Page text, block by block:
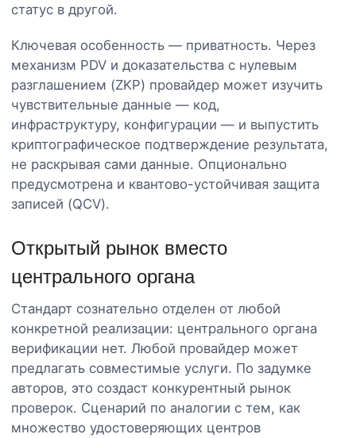
статус в другой.
Ключевая особенность — приватность. Через
механизм PDV и доказательства с нулевым
разглашением (ZKP) провайдер может изучить
чувствительные данные — код,
инфраструктуру, конфигурации — и выпустить
криптографическое подтверждение результата,
не раскрывая сами данные. Опционально
предусмотрена и квантово-устойчивая защита
записей (QCV).
Открытый рынок вместо
центрального органа
Стандарт сознательно отделен от любой
конкретной реализации: центрального органа
верификации нет. Любой провайдер может
предлагать совместимые услуги. По задумке
авторов, это создаст конкурентный рынок
проверок. Сценарий по аналогии с тем, как
множество удостоверяющих центров